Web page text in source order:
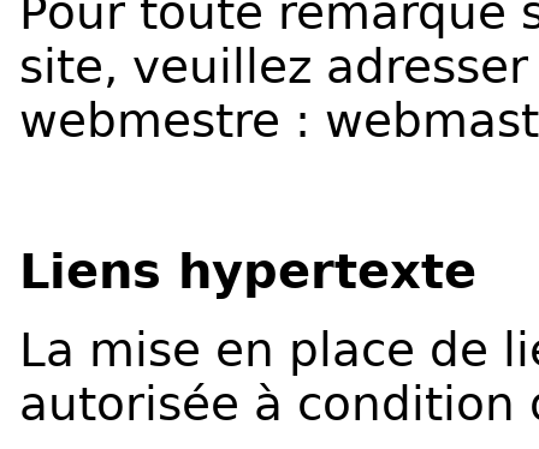
Pour toute remarque
site, veuillez
webmestre :
Liens hypertexte
La mise en place de
autorisée à condition